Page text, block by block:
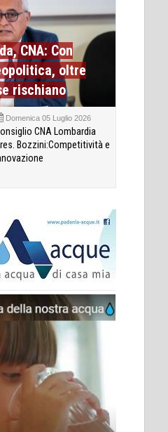
CNA: Con
oltre
rischiano
Domenica 05 Luglio 2026
CNA Lombardia
Bozzini:Competitività e